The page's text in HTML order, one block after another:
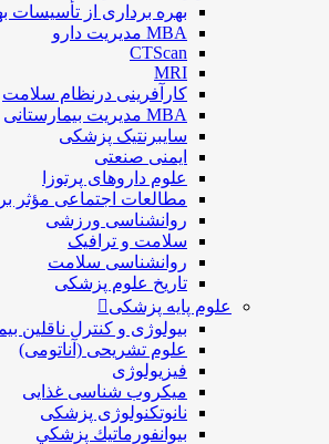
بهره برداری از تأسیسات
MBA مدیریت دارو
CTScan
MRI
کارآفرینی درنظام سلامت
MBA مدیریت بیمارستانی
سایبرنتیک پزشکی
ایمنی صنعتی
علوم داروهای پرتوزا
مطالعات اجتماعی مؤثر
روانشناسی ورزشی
سلامت و ترافیک
روانشناسی سلامت
تاریخ علوم پزشکی
علوم پایه پزشکی
بیولوژی و کنترل ناقلین
علوم تشریحی (آناتومی)
فیزیولوژی
ميكروب شناسی غذایی
نانوتکنولوژی پزشکی
بيوانفورماتيك پزشكي